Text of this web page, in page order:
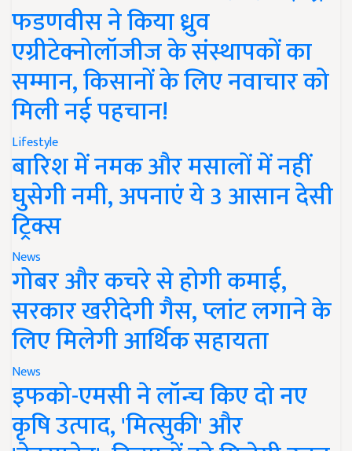
फडणवीस ने किया ध्रुव
एग्रीटेक्नोलॉजीज के संस्थापकों का
सम्मान, किसानों के लिए नवाचार को
मिली नई पहचान!
Lifestyle
बारिश में नमक और मसालों में नहीं
घुसेगी नमी, अपनाएं ये 3 आसान देसी
ट्रिक्स
News
गोबर और कचरे से होगी कमाई,
सरकार खरीदेगी गैस, प्लांट लगाने के
लिए मिलेगी आर्थिक सहायता
News
इफको-एमसी ने लॉन्च किए दो नए
कृषि उत्पाद, 'मित्सुकी' और